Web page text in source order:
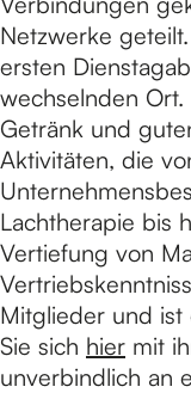
Netzwerke
ersten
wechselnden
Getränk und
Aktivitäten, die
Lachtherapie bis
Vertiefung von
Mitglieder und ist
Sie sich hier mit
unverbindlich an